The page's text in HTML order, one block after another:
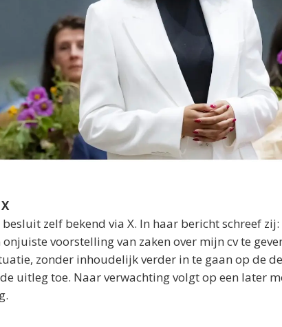
zelf bekend via X. In haar bericht schreef
voorstelling van zaken over mijn cv te
zonder inhoudelijk verder in te gaan op de
uitleg toe. Naar verwachting volgt op een later